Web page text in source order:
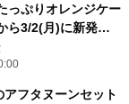
っぷりオレンジケー
ら3/2(月)に新発
フタヌーンセット